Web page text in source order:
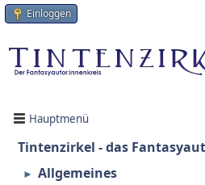
Einloggen
Hauptmenü
Tintenzirkel - das
► Allgemeines